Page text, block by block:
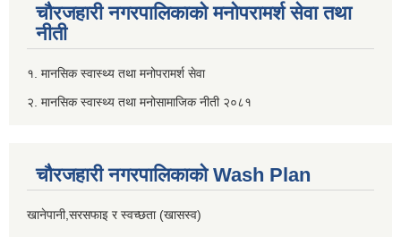
चौरजहारी नगरपालिकाको मनोपरामर्श सेवा तथा
नीती
१. मानसिक स्वास्थ्य तथा मनोपरामर्श सेवा
२. मानसिक स्वास्थ्य तथा मनोसामाजिक नीती २०८१
चौरजहारी नगरपालिकाको Wash Plan
खानेपानी,सरसफाइ र स्वच्छता (खासस्व)